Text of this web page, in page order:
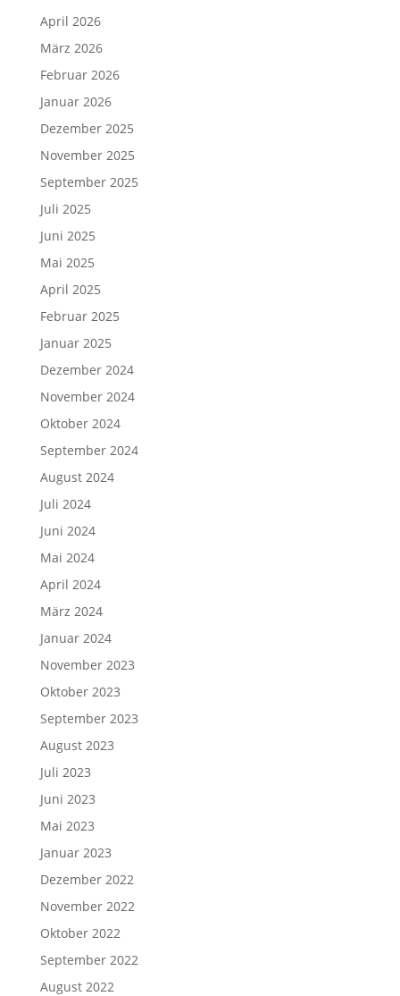
April 2026
März 2026
Februar 2026
Januar 2026
Dezember 2025
November 2025
September 2025
Juli 2025
Juni 2025
Mai 2025
April 2025
Februar 2025
Januar 2025
Dezember 2024
November 2024
Oktober 2024
September 2024
August 2024
Juli 2024
Juni 2024
Mai 2024
April 2024
März 2024
Januar 2024
November 2023
Oktober 2023
September 2023
August 2023
Juli 2023
Juni 2023
Mai 2023
Januar 2023
Dezember 2022
November 2022
Oktober 2022
September 2022
August 2022